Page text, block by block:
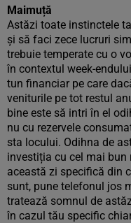
Maimuță
Astăzi toate instinctele
și să faci zece lucruri
trebuie temperate cu o
în contextul week-
tun financiar pe care
veniturile pe tot restul
bine este să intri în el
nu cu rezervele
sta locului. Odihna de
investiția cu cel mai bun
această zi specifică din
sunt, pune telefonul jos
tratează somnul de
în cazul tău specific